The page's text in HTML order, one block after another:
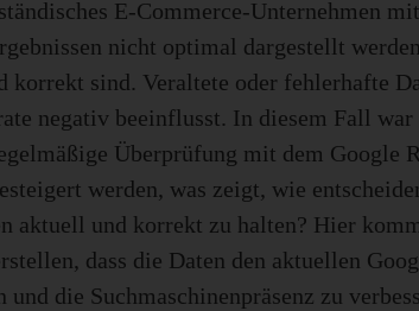
E-Commerce-Unternehmen
nicht optimal dargestellt
korrekt sind. Veraltete oder fehlerhafte
negativ beeinflusst. In diesem Fall
Überprüfung mit dem Google
werden, was zeigt, wie
aktuell und korrekt zu halten? Hier
dass die Daten den aktuellen
und die Suchmaschinenpräsenz zu